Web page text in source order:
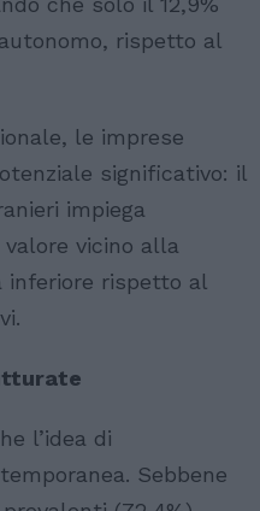
rispetto al
le imprese
significativo: il
impiega
vicino alla
inferiore rispetto al
l’idea di
Sebbene